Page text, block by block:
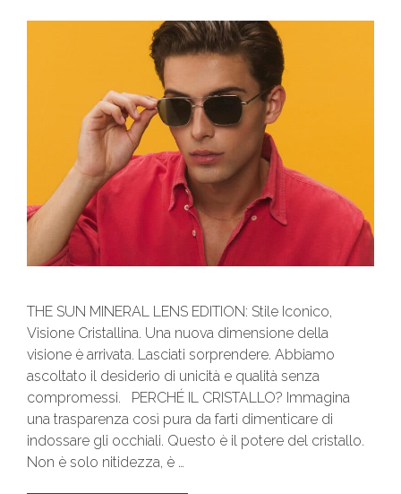
THE SUN MINERAL LENS EDITION: Stile Iconico,
Visione Cristallina. Una nuova dimensione della
visione è arrivata. Lasciati sorprendere. Abbiamo
ascoltato il desiderio di unicità e qualità senza
compromessi. PERCHÉ IL CRISTALLO? Immagina
una trasparenza così pura da farti dimenticare di
indossare gli occhiali. Questo è il potere del cristallo.
Non è solo nitidezza, è …